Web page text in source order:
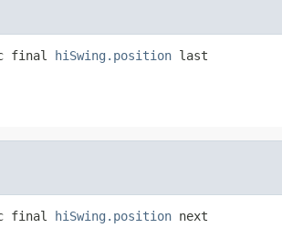
final hiSwing.position last
final hiSwing.position next